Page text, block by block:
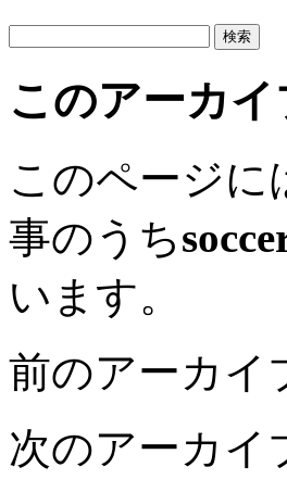
このアーカ
このページに
事のうち
います。
前のアーカイ
次のアーカイ